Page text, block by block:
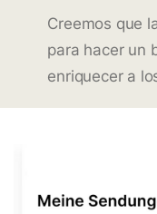
Creemos que
para hacer un
enriquecer a